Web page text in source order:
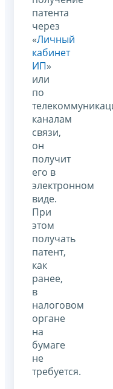
патента
через
«Личный
кабинет
ИП»
или
по
каналам
связи,
он
получит
его в
электронном
виде.
При
этом
получать
патент,
как
ранее,
в
налоговом
органе
на
бумаге
не
требуется.